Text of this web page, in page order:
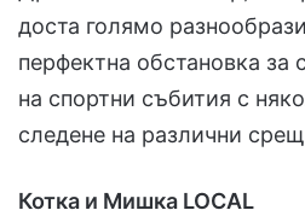
доста голямо
перфектна обстановка за
на спортни събития с
следене на различни
Котка и Мишка LOCAL